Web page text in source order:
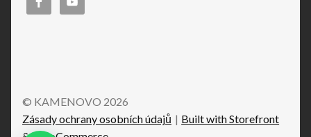
© KAMENOVO 2026
Zásady ochrany osobních údajů
Built with Storefront